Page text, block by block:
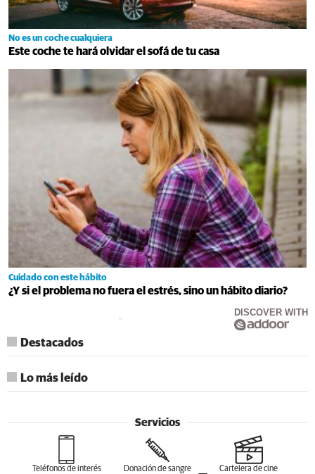
No es un coche cualquiera
Este coche te hará olvidar el sofá de tu casa
Cuidado con este hábito
¿Y si el problema no fuera el estrés, sino un hábito diario?
DISCOVER WITH
Destacados
Lo más leído
Servicios
Teléfonos de interés Donación de sangre Cartelera de cine